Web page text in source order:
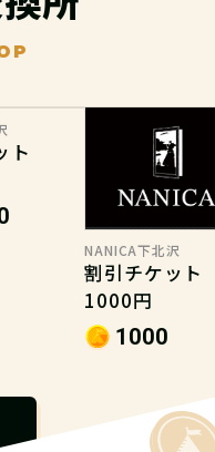
ト
NANICA下北沢
割引チケット
1000円
1000